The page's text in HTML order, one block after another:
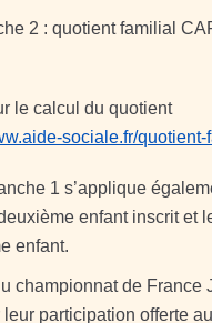
2 : quotient familial
le calcul du quotient
sociale.fr/
1 s’applique
enfant inscrit et
enfant.
championnat de France
participation offerte